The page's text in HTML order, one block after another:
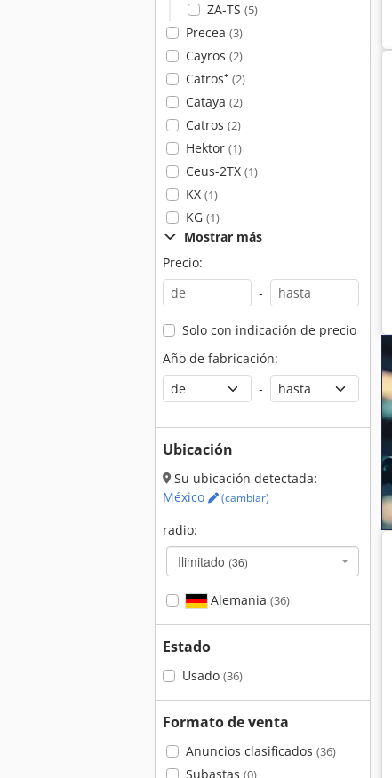
ZA-TS (5)
Precea (3)
Cayros (2)
Catros⁺ (2)
Cataya (2)
Catros (2)
Hektor (1)
Ceus-2TX (1)
KX (1)
KG (1)
Mostrar más
Precio:
-
Solo con indicación de precio
Año de fabricación:
-
Ubicación
Su ubicación detectada:
México
(cambiar)
radio:
Ilimitado (36)
Alemania (36)
Estado
Usado (36)
Formato de venta
Anuncios clasificados (36)
Subastas (0)